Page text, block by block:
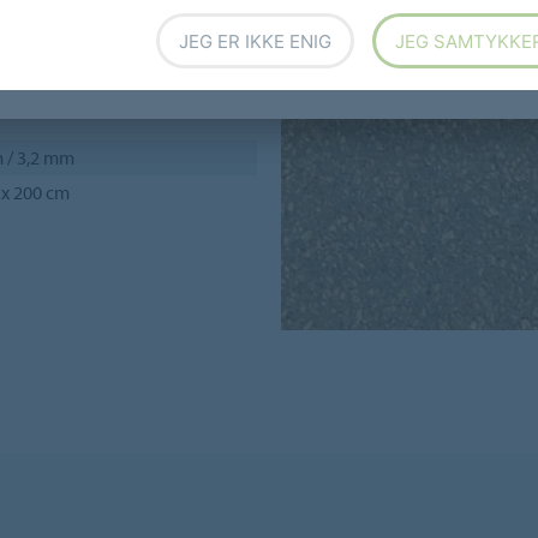
/ 3,2 mm
200 cm
JEG ER IKKE ENIG JEG